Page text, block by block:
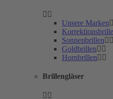
Unsere Marken
Sonnenbrillen
Goldbrillen
Hornbrillen
Brillengläser